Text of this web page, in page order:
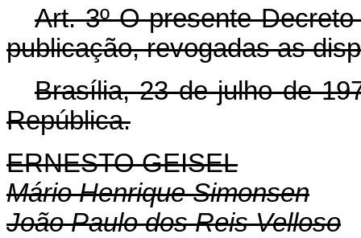
Art. 3º O presente
publicação, revogadas as
Brasília, 23 de julho de
República.
ERNESTO GEISEL
Mário Henrique Simonsen
João Paulo dos Reis Velloso